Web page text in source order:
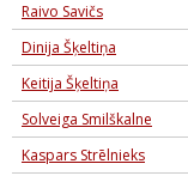
Raivo Savičs
Dinija Šķeltiņa
Keitija Šķeltiņa
Solveiga Smilškalne
Kaspars Strēlnieks